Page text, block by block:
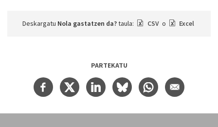
Deskargatu Nola gastatzen da?taula: CSV o Excel
PARTEKATU